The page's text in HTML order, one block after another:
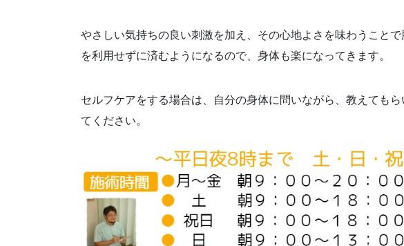
やさしい気持ちの良い刺激を加え、その心地よさを味わうこと
を利用せずに済むようになるので、身体も楽になってきます。
セルフケアをする場合は、自分の身体に問いながら、教えても
てください。